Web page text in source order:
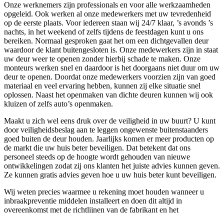
Onze werknemers zijn professionals en voor alle werkzaamheden
opgeleid. Ook werken al onze medewerkers met uw tevredenheid
op de eerste plaats. Voor iedereen staan wij 24/7 klaar, ’s avonds ’s
nachts, in het weekend of zelfs tijdens de feestdagen kunt u ons
bereiken. Normaal gesproken gaat het om een dichtgevallen deur
waardoor de klant buitengesloten is. Onze medewerkers zijn in staat
uw deur weer te openen zonder hierbij schade te maken. Onze
monteurs werken snel en daardoor is het doorgaans niet duur om uw
deur te openen. Doordat onze medewerkers voorzien zijn van goed
materiaal en veel ervaring hebben, kunnen zij elke situatie snel
oplossen. Naast het openmaken van dichte deuren kunnen wij ook
kluizen of zelfs auto’s openmaken.
Maakt u zich wel eens druk over de veiligheid in uw buurt? U kunt
door veiligheidsbeslag aan te leggen ongewenste buitenstaanders
goed buiten de deur houden. Jaarlijks komen er meer producten op
de markt die uw huis beter beveiligen. Dat betekent dat ons
personeel steeds op de hoogte wordt gehouden van nieuwe
ontwikkelingen zodat zij ons klanten het juiste advies kunnen geven.
Ze kunnen gratis advies geven hoe u uw huis beter kunt beveiligen.
Wij weten precies waarmee u rekening moet houden wanneer u
inbraakpreventie middelen installeert en doen dit altijd in
overeenkomst met de richtlijnen van de fabrikant en het